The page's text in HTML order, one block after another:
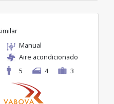
Manual
Aire acondicionado
5
4 3